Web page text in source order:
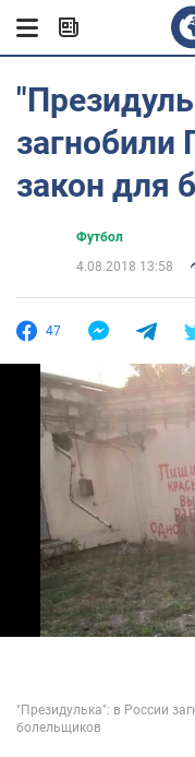
загнобили
закон для
Футбол
4.08.2018 13:58
47